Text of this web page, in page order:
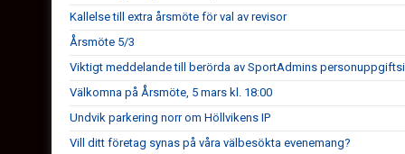
Kallelse till extra årsmöte för val av revisor
Årsmöte 5/3
Viktigt meddelande till berörda av SportAdmins
Välkomna på Årsmöte, 5 mars kl. 18:00
Undvik parkering norr om Höllvikens IP
Vill ditt företag synas på våra välbesökta evenemang?